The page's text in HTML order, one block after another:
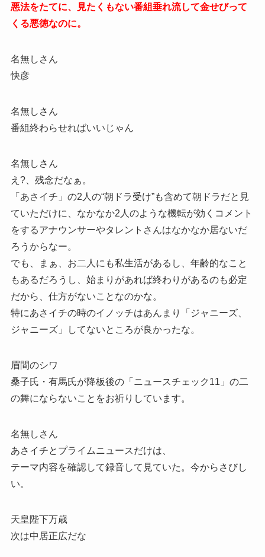
悪法をたてに、見たくもない番組垂れ流して金せびって
くる悪徳なのに。
名無しさん
快彦
名無しさん
番組終わらせればいいじゃん
名無しさん
え?、残念だなぁ。
「あさイチ」の2人の“朝ドラ受け”も含めて朝ドラだと見
ていただけに、なかなか2人のような機転が効くコメント
をするアナウンサーやタレントさんはなかなか居ないだ
ろうからなー。
でも、まぁ、お二人にも私生活があるし、年齢的なこと
もあるだろうし、始まりがあれば終わりがあるのも必定
だから、仕方がないことなのかな。
特にあさイチの時のイノッチはあんまり「ジャニーズ、
ジャニーズ」してないところが良かったな。
眉間のシワ
桑子氏・有馬氏が降板後の「ニュースチェック11」の二
の舞にならないことをお祈りしています。
名無しさん
あさイチとプライムニュースだけは、
テーマ内容を確認して録音して見ていた。今からさびし
い。
天皇陛下万歳
次は中居正広だな